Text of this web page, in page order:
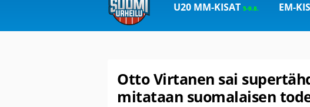
U20 MM-KISAT5-9.8. EM-
Otto Virtanen sai
mitataan suomalaisen